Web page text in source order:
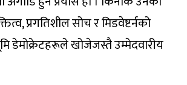
प्रगतिशील सोच र मिडवेष्टर्नको
डेमोक्रेटहरूले खोजेजस्तै उम्मेदवारीय